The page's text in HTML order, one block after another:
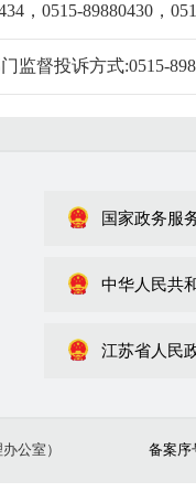
，0515-89880430，
监督投诉方式:0515-
国家政务服
中华人民共
江苏省人民
公室） 备案序